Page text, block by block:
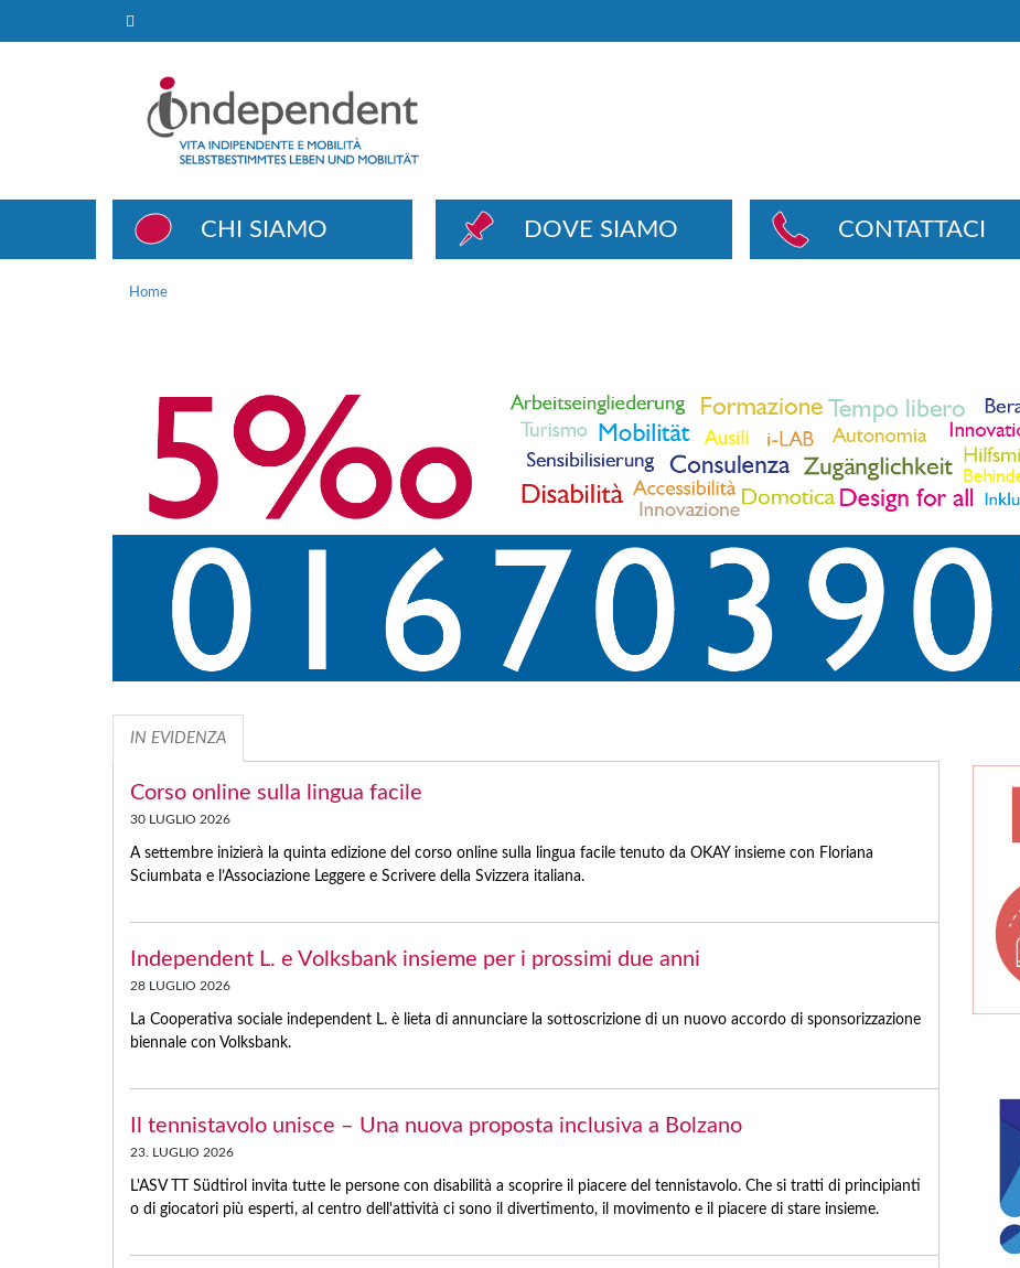
CHI SIAMO DOVE SIAMO CONTATTACI
Home
IN EVIDENZA
Corso online sulla lingua facile
30 LUGLIO 2026
A settembre inizierà la quinta edizione del corso online sulla lingua facile tenuto da OKAY insieme con Floriana
Sciumbata e l’Associazione Leggere e Scrivere della Svizzera italiana.
Independent L. e Volksbank insieme per i prossimi due anni
28 LUGLIO 2026
La Cooperativa sociale independent L. è lieta di annunciare la sottoscrizione di un nuovo accordo di sponsorizzazione
biennale con Volksbank.
Il tennistavolo unisce – Una nuova proposta inclusiva a Bolzano
23. LUGLIO 2026
L'ASV TT Südtirol invita tutte le persone con disabilità a scoprire il piacere del tennistavolo. Che si tratti di principianti
o di giocatori più esperti, al centro dell'attività ci sono il divertimento, il movimento e il piacere di stare insieme.